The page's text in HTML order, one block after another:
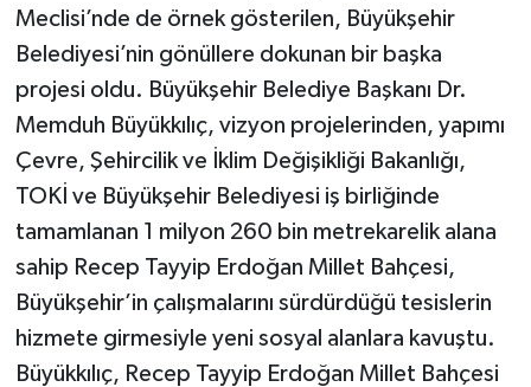
Meclisi’nde de örnek gösterilen, Büyükşehir
Belediyesi’nin gönüllere dokunan bir başka
projesi oldu. Büyükşehir Belediye Başkanı Dr.
Memduh Büyükkılıç, vizyon projelerinden, yapımı
Çevre, Şehircilik ve İklim Değişikliği Bakanlığı,
TOKİ ve Büyükşehir Belediyesi iş birliğinde
tamamlanan 1 milyon 260 bin metrekarelik alana
sahip Recep Tayyip Erdoğan Millet Bahçesi,
Büyükşehir’in çalışmalarını sürdürdüğü tesislerin
hizmete girmesiyle yeni sosyal alanlara kavuştu.
Büyükkılıç, Recep Tayyip Erdoğan Millet Bahçesi